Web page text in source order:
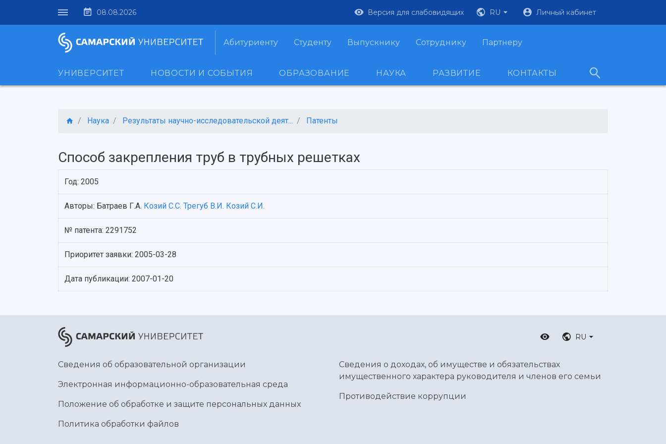
08.08.2026 Версия для слабовидящих RU Личный кабинет
Абитуриенту Студенту Выпускнику Сотруднику Партнеру
УНИВЕРСИТЕТ НОВОСТИ И СОБЫТИЯ ОБРАЗОВАНИЕ НАУКА РАЗВИТИЕ КОНТАКТЫ
Наука Результаты научно-исследовательской деят... Патенты
Способ закрепления труб в трубных решетках
Год: 2005
Авторы: Батраев Г.А. Козий С.С. Трегуб В.И. Козий С.И.
№ патента: 2291752
Приоритет заявки: 2005-03-28
Дата публикации: 2007-01-20
RU
Сведения об образовательной организации
Электронная информационно-образовательная среда
Положение об обработке и защите персональных данных
Политика обработки файлов
Сведения о доходах, об имуществе и обязательствах
имущественного характера руководителя и членов его семьи
Противодействие коррупции